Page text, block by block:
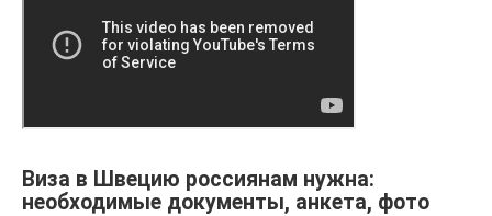
Виза в Швецию россиянам нужна:
необходимые документы, анкета, фото